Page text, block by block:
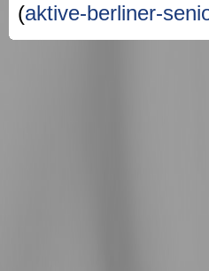
(aktive-berliner-